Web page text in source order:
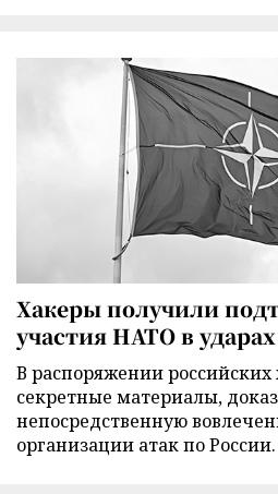
Хакеры получили
участия НАТО в
В распоряжении российских
секретные материалы,
непосредственную
организации атак по России.